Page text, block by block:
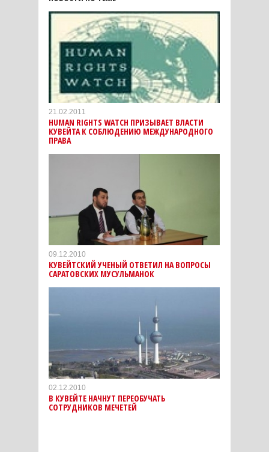
21.02.2011
HUMAN RIGHTS WATCH ПРИЗЫВАЕТ ВЛАСТИ
КУВЕЙТА К СОБЛЮДЕНИЮ МЕЖДУНАРОДНОГО
ПРАВА
09.12.2010
КУВЕЙТСКИЙ УЧЕНЫЙ ОТВЕТИЛ НА ВОПРОСЫ
САРАТОВСКИХ МУСУЛЬМАНОК
02.12.2010
В КУВЕЙТЕ НАЧНУТ ПЕРЕОБУЧАТЬ
СОТРУДНИКОВ МЕЧЕТЕЙ